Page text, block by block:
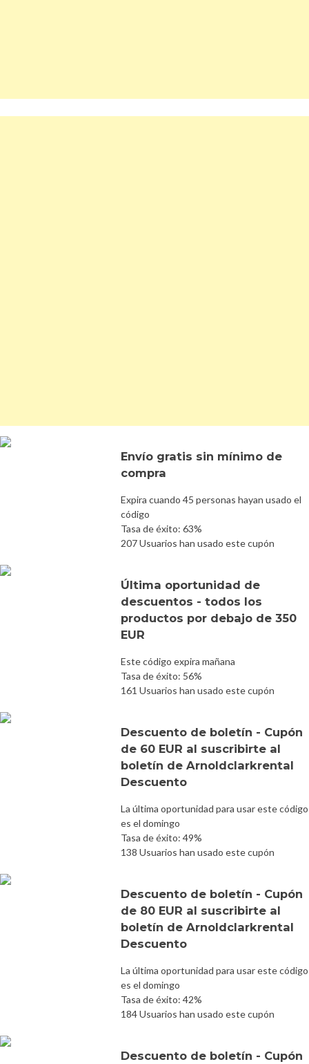
Envío gratis sin mínimo de
compra
Expira cuando 45 personas hayan usado el
código
Tasa de éxito: 63%
207 Usuarios han usado este cupón
Última oportunidad de
descuentos - todos los
productos por debajo de 350
EUR
Este código expira mañana
Tasa de éxito: 56%
161 Usuarios han usado este cupón
Descuento de boletín - Cupón
de 60 EUR al suscribirte al
boletín de Arnoldclarkrental
Descuento
La última oportunidad para usar este código
es el domingo
Tasa de éxito: 49%
138 Usuarios han usado este cupón
Descuento de boletín - Cupón
de 80 EUR al suscribirte al
boletín de Arnoldclarkrental
Descuento
La última oportunidad para usar este código
es el domingo
Tasa de éxito: 42%
184 Usuarios han usado este cupón
Descuento de boletín - Cupón